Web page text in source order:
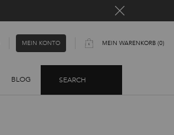
MEIN KONTO MEIN WARENKORB 0
0 PRODUKT
BLOG SEARCH